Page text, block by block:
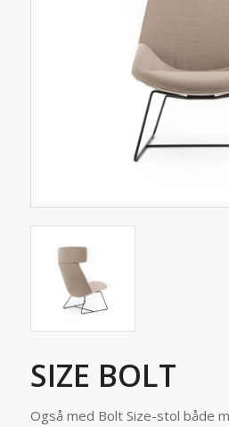
SIZE BOLT
Også med Bolt Size-stol både